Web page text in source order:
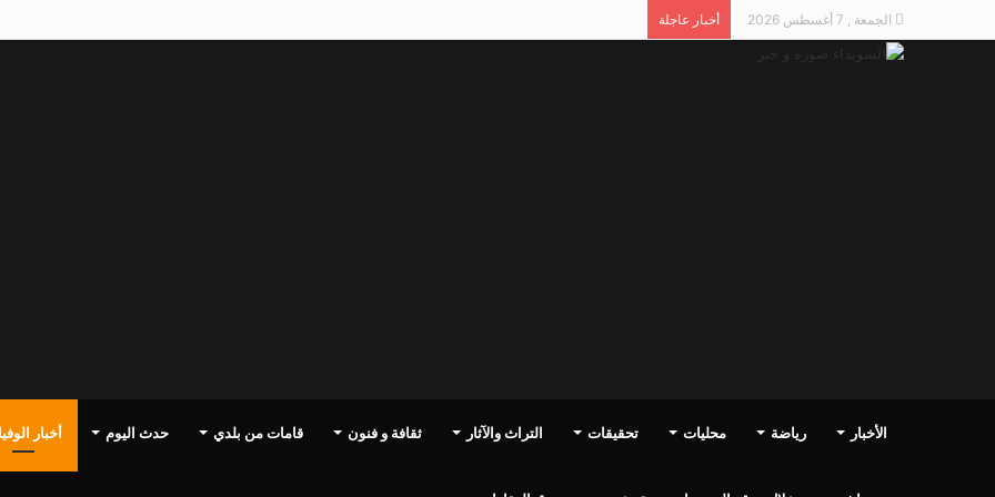
الجمعة , 7 أغسطس 2026 أخبار عاجلة
الأخبار رياضة محليات تحقيقات التراث والآثار ثقافة و فنون قامات من بلدي حدث اليوم أخبار